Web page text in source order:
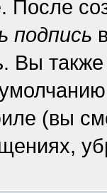
подпись
Вы
(вы